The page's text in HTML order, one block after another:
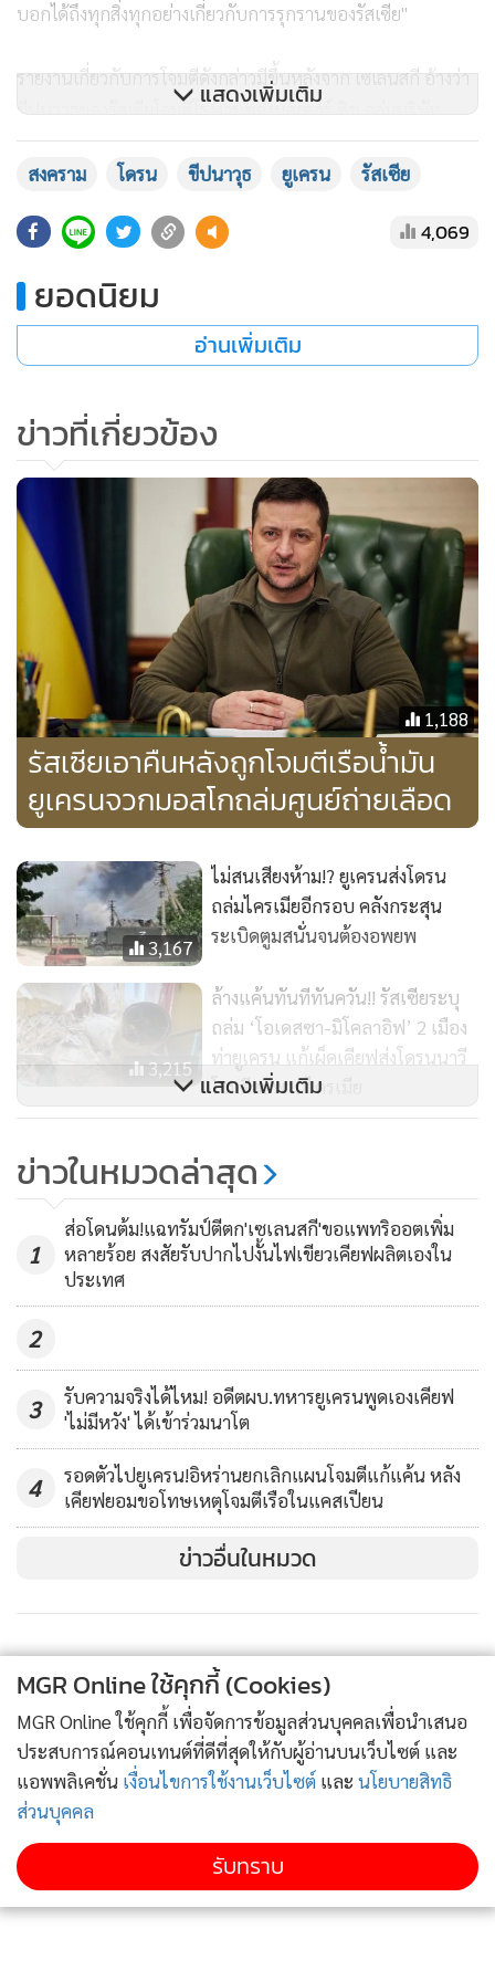
บอกได้ถึงทุกสิ่งทุกอย่างเกี่ยวกับการรุกรานของรัสเซีย"
รายงานเกี่ยวกับการโจมตีดังกล่าวมีขึ้นหลังจาก เซเลนสกี อ้างว่า
ขีปนาวุธของรัสเซียโจมตีโรงงานของมอเตอร์ ซิช กลุ่มบริษัท
อากาศยานสัญชาติยูเครน หนึ่งในหลายบริษัทที่อยู่ภายใต้คำขอ
ของรัฐบาลนับตั้งแต่การรุกรานของรัสเซีย
อย่างไรก็ตาม ระบบป้องกันภัยทางอากาศของรัสเซียก็ต้อง
ทำงานเช่นกันในวันอาทิตย์ (6 ส.ค.) หลังจากเคียฟเล็งเป้าเล่น
งานสะพาน 2 แห่งในดินแดนยึดครอง
"ศัตรูยิงขีปนาวุธลูกหนึ่งใกล้สะพานชอนการ์ ที่เชื่อมทางใต้ของ
ยูเครนกับแหลมไครเมีย ดินแดนผนวก" จากการเปิดเผยของ
เซอร์เก อัคโยนอฟ ผู้ว่าการแคว้นที่ได้รับการแต่งตั้งจากมอสโก
"ลูกหนึ่งโดน ขีปนาวุธบางส่วนถูกสอยร่วง" เขากล่าว พร้อมระบุ
ว่าเวลานี้อยู่ระหว่างการซ่อมแซม
นอกจากนี้ ยังมีการโจมตีสะพานอีกแห่งใกล้เมืองเกนิเชสก์ ใน
บาดเจ็บ 1 ราย และท่อลำเลียงก๊าซแห่งหนึ่งได้รับความเสียหาย
ตัดขาดอุปทานที่ป้อนแก่ชาวบ้านราว 20,000 คน
กองกำลังป้องกันภันทางอากาศของรัสเซียเผยด้วยว่าพวกเขา
สอยร่วงโดรนลำหนึ่งที่มุ่งหน้าเข้าหาเมืองหลวง ในปฏิบัติการ
ล่าสุดที่เล็งเป้าเล่นงานกรุงมอสโก ทั้งที่หลายเดือนก่อนหน้านี้มัน
ไม่เคยตกเป็นเป้าหมายมาก่อน
ใดๆ และข้อจำกัดเกี่ยวกับเที่ยวบินต่างๆ ณ สนามบินนูโคโวของ
มอสโก ถูกยกเลิกอย่างรวดเร็ว
ปฏิบัติการโจมตียูเครนหลายระลอกของรัสเซียเมื่อคืนวันเสาร์ (5
ค่ำคืนวันศุกร์ (4 ส.ค.) ต่อเช้าวันเสาร์ (5 ส.ค.)
รัสเซียในวันเสาร์ (5 ส.ค.) ประกาศจะลงโทษยูเครนต่อกรณีใช้โด
รนทะเลโจมตีเรือบรรทุกน้ำมันเอกชนลำหนึ่ง ใกล้ช่องแคบเคิร์ช
ในสิ่งที่พวกเขาประณามว่าเป็น "การก่อการร้าย" ที่คุกคามชีวิต
ลูกเรือและเสี่ยงก่อหายนะด้านสิ่งแวดล้อมในวงกว้าง
มีการโจมตีไปแล้วหลายระลอกจากทั้ง 2 ฟากฝั่งของทะเลดำ นับ
ตั้งแต่รัสเซียถอนตัวจากข้อตกลงปกป้องการส่งออกธัญพืชจาก
แสดงเพิ่มเติม
สงคราม โดรน ขีปนาวุธ ยูเครน รัสเซีย
4,069
ยอดนิยม
อ่านเพิ่มเติม
ข่าวที่เกี่ยวข้อง
1,188
รัสเซียเอาคืนหลังถูกโจมตีเรือน้ำมัน
ยูเครนจวกมอสโกถล่มศูนย์ถ่ายเลือด
3,167
ไม่สนเสียงห้าม!? ยูเครนส่งโดรน
ถล่มไครเมียอีกรอบ คลังกระสุน
ระเบิดตูมสนั่นจนต้องอพยพ
3,215
ล้างแค้นทันทีทันควัน!! รัสเซียระบุ
ถล่ม ‘โอเดสซา-มิโคลาอิฟ’ 2 เมือง
ท่ายูเครน แก้เผ็ดเคียฟส่งโดรนนาวี
โจมตีสะพานไครเมีย
1,411
น้ำมันรัสเซียถูก ‘โดรน’ โจมตีในช่อง
แคบเคิร์ชใกล้สะพานไครเมีย
แสดงเพิ่มเติม
ข่าวในหมวดล่าสุด
1
ส่อโดนต้ม!แฉทรัมป์ตีตก'เซเลนสกี'ขอแพทริออตเพิ่ม
หลายร้อย สงสัยรับปากไปงั้นไฟเขียวเคียฟผลิตเองใน
ประเทศ
2
3
รับความจริงได้ไหม! อดีตผบ.ทหารยูเครนพูดเองเคียฟ
'ไม่มีหวัง' ได้เข้าร่วมนาโต
4
รอดตัวไปยูเครน!อิหร่านยกเลิกแผนโจมตีแก้แค้น หลัง
เคียฟยอมขอโทษเหตุโจมตีเรือในแคสเปียน
ข่าวอื่นในหมวด
MGR Online ใช้คุกกี้ (Cookies)
MGR Online ใช้คุกกี้ เพื่อจัดการข้อมูลส่วนบุคคลเพื่อนำเสนอ
ประสบการณ์คอนเทนต์ที่ดีที่สุดให้กับผู้อ่านบนเว็บไซต์ และ
แอพพลิเคชั่น เงื่อนไขการใช้งานเว็บไซต์ และ นโยบายสิทธิ
ส่วนบุคคล
รับทราบ